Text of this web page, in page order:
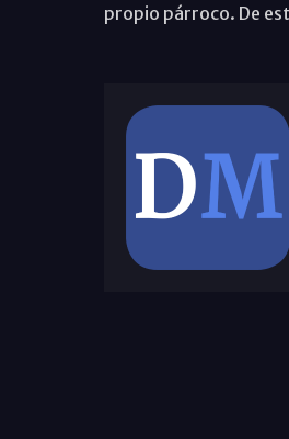
propio párroco. De